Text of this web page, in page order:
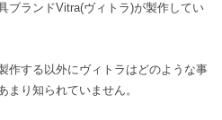
ブランドVitra(ヴィトラ)が製作してい
作する以外にヴィトラはどのような事
まり知られていません。